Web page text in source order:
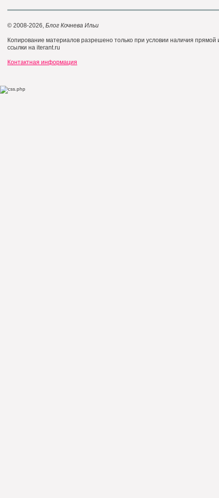
© 2008-2026, Блог Кочнева Ильи
Копирование материалов разрешено только при условии наличия прямой
ссылки на iterant.ru
Контактная информация